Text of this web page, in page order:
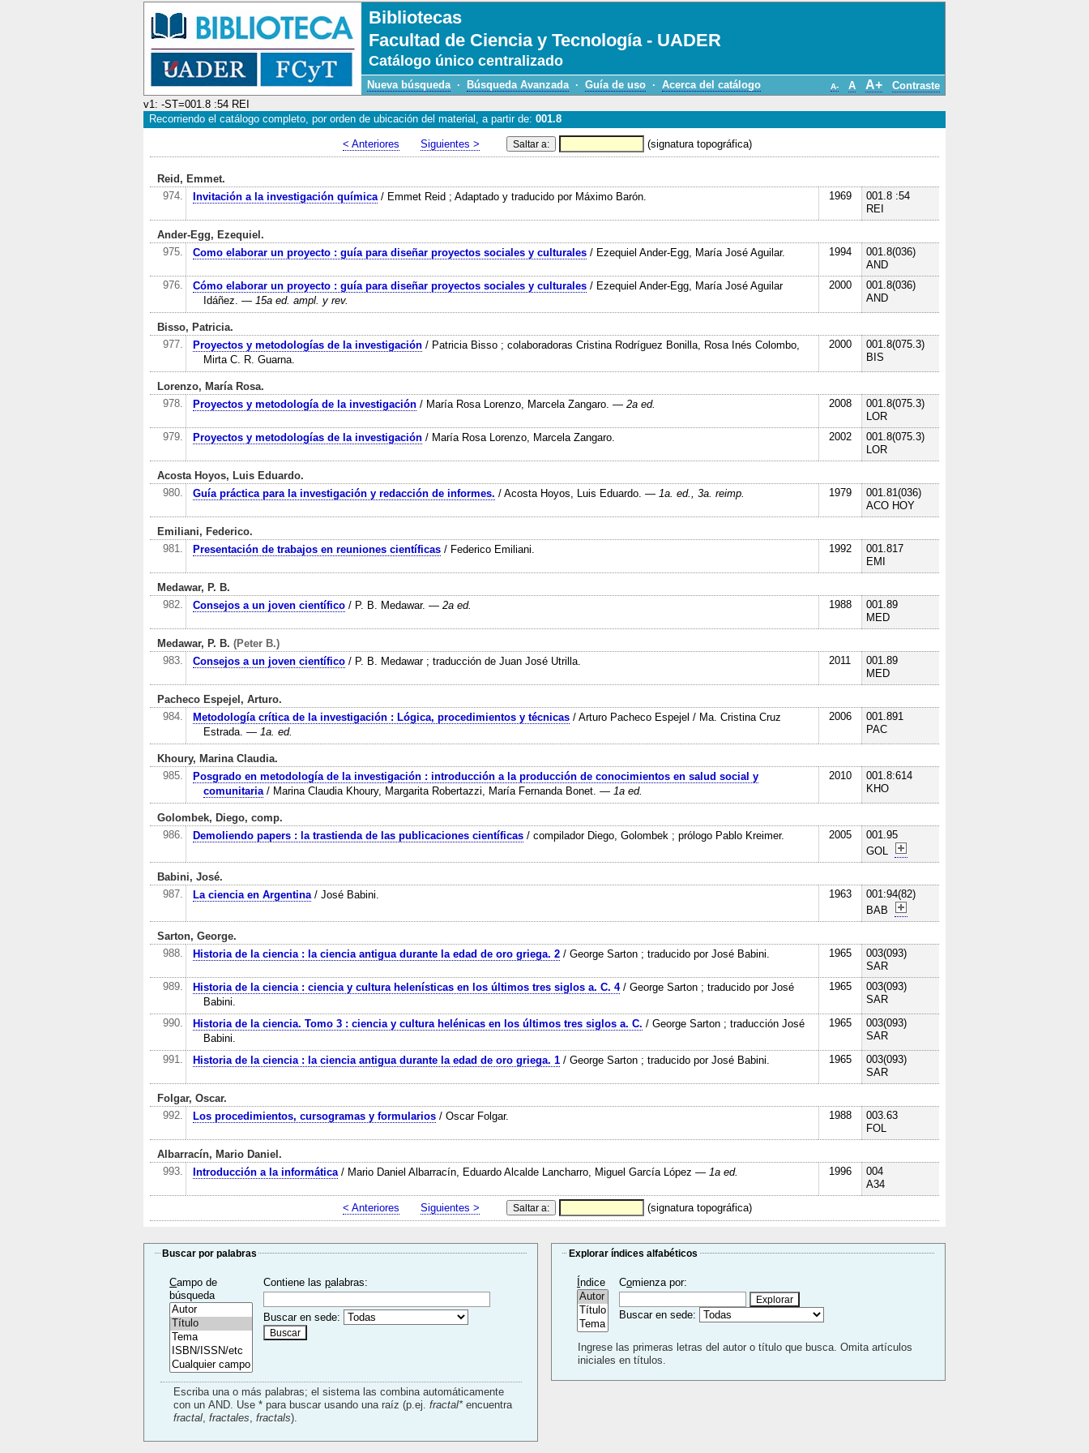
Bibliotecas
Facultad de Ciencia y Tecnología - UADER
Catálogo único centralizado
Nueva búsqueda· Búsqueda Avanzada· Guía de uso· Acerca del catálogo A- A A+
Contraste
v1: -ST=001.8 :54 REI
Recorriendo el catálogo completo, por orden de ubicación del material, a partir de: 001.8
< Anteriores Siguientes > (signatura topográfica)
Reid, Emmet.
974.
Invitación a la investigación química/ Emmet Reid ; Adaptado y traducido por Máximo Barón. 1969
001.8 :54
REI
Ander-Egg, Ezequiel.
975.
Como elaborar un proyecto : guía para diseñar proyectos sociales y culturales/ Ezequiel Ander-Egg, María José Aguilar. 1994
001.8(036)
AND
976.
Cómo elaborar un proyecto : guía para diseñar proyectos sociales y culturales/ Ezequiel Ander-Egg, María José Aguilar
Idáñez. — 15a ed. ampl. y rev.
2000
001.8(036)
AND
Bisso, Patricia.
977.
Proyectos y metodologías de la investigación/ Patricia Bisso ; colaboradoras Cristina Rodríguez Bonilla, Rosa Inés Colombo,
Mirta C. R. Guarna.
2000
001.8(075.3)
BIS
Lorenzo, María Rosa.
978.
Proyectos y metodología de la investigación/ María Rosa Lorenzo, Marcela Zangaro. — 2a ed. 2008
001.8(075.3)
LOR
979.
Proyectos y metodologías de la investigación/ María Rosa Lorenzo, Marcela Zangaro. 2002
001.8(075.3)
LOR
Acosta Hoyos, Luis Eduardo.
980.
Guía práctica para la investigación y redacción de informes. / Acosta Hoyos, Luis Eduardo. — 1a. ed., 3a. reimp. 1979
001.81(036)
ACOHOY
Emiliani, Federico.
981.
Presentación de trabajos en reuniones científicas/ Federico Emiliani. 1992
001.817
EMI
Medawar, P. B.
982.
Consejos a un joven científico/ P. B. Medawar. — 2a ed. 1988
001.89
MED
Medawar, P. B. (Peter B.)
983.
Consejos a un joven científico/ P. B. Medawar ; traducción de Juan José Utrilla. 2011
001.89
MED
Pacheco Espejel, Arturo.
984.
Metodología crítica de la investigación : Lógica, procedimientos y técnicas/ Arturo Pacheco Espejel / Ma. Cristina Cruz
Estrada. — 1a. ed.
2006
001.891
PAC
Khoury, Marina Claudia.
985.
Posgrado en metodología de la investigación : introducción a la producción de conocimientos en salud social y
comunitaria/ Marina Claudia Khoury, Margarita Robertazzi, María Fernanda Bonet. — 1a ed.
2010
001.8:614
KHO
Golombek, Diego, comp.
986.
Demoliendo papers : la trastienda de las publicaciones científicas/ compilador Diego, Golombek ; prólogo Pablo Kreimer. 2005
001.95
GOL
Babini, José.
987.
La ciencia en Argentina/ José Babini. 1963
001:94(82)
BAB
Sarton, George.
988.
Historia de la ciencia : la ciencia antigua durante la edad de oro griega. 2/ George Sarton ; traducido por José Babini. 1965
003(093)
SAR
989.
Historia de la ciencia : ciencia y cultura helenísticas en los últimos tres siglos a. C. 4/ George Sarton ; traducido por José
Babini.
1965
003(093)
SAR
990.
Historia de la ciencia. Tomo 3 : ciencia y cultura helénicas en los últimos tres siglos a. C. / George Sarton ; traducción José
Babini.
1965
003(093)
SAR
991.
Historia de la ciencia : la ciencia antigua durante la edad de oro griega. 1/ George Sarton ; traducido por José Babini. 1965
003(093)
SAR
Folgar, Oscar.
992.
Los procedimientos, cursogramas y formularios/ Oscar Folgar. 1988
003.63
FOL
Albarracín, Mario Daniel.
993.
Introducción a la informática/ Mario Daniel Albarracín, Eduardo Alcalde Lancharro, Miguel García López — 1a ed. 1996
004
A34
< Anteriores
Siguientes > (signatura topográfica)
Buscar por palabras
Campo de
búsqueda
Contiene laspalabras:
Buscar en sede:
Escriba una o más palabras; el sistema las combina automáticamente
con un AND. Use * para buscar usando una raíz (p.ej.fractal*encuentra
fractal,fractales,fractals).
Explorar índices alfabéticos
Índice Comienza por:
Buscar en sede:
Ingrese las primeras letras del autor o título que busca. Omita artículos
iniciales en títulos.